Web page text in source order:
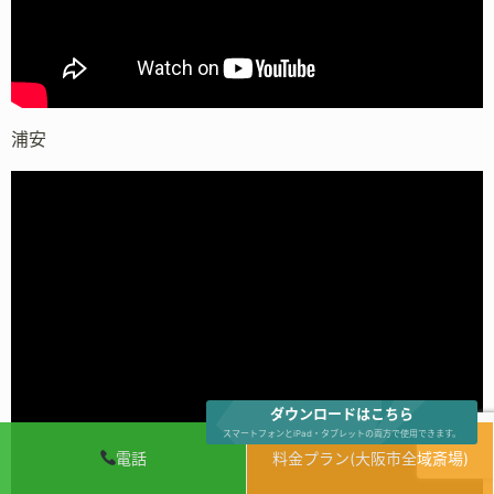
電話 料金プラン(大阪市全域斎場)
浦安
ダウンロードはこちら
スマートフォンとiPad・タブレットの両方で使用できます。